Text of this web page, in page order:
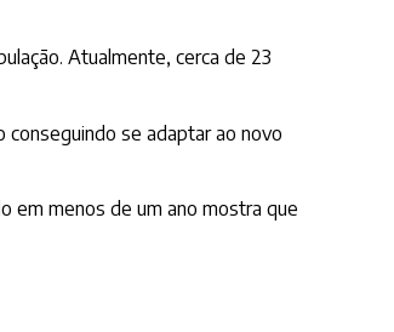
Atualmente, cerca de 23
se adaptar ao novo
em menos de um ano mostra que